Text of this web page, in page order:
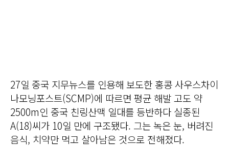
27일 중국 지무뉴스를 인용해 보도한 홍콩 사우스차이
나모닝포스트(SCMP)에 따르면 평균 해발 고도 약
2500m인 중국 친링산맥 일대를 등반하다 실종된
A(18)씨가 10일 만에 구조됐다. 그는 녹은 눈, 버려진
음식, 치약만 먹고 살아남은 것으로 전해졌다.